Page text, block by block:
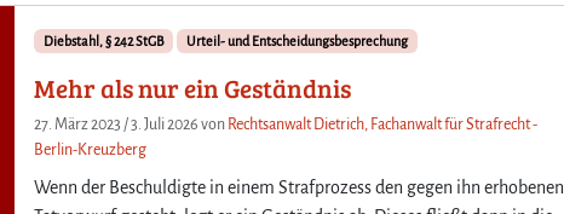
Diebstahl, § 242 StGB Urteil- und Entscheidungsbesprechung
Mehr als nur ein Geständnis
27. März 2023 /3. Juli 2026 von Rechtsanwalt Dietrich, Fachanwalt für Strafrecht -
Berlin-Kreuzberg
Wenn der Beschuldigte in einem Strafprozess den gegen ihn erhobenen